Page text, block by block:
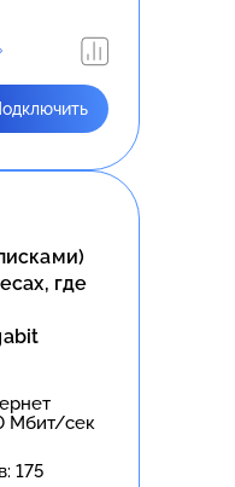
где
Мбит/сек
175